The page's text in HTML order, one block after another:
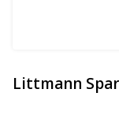
Littmann